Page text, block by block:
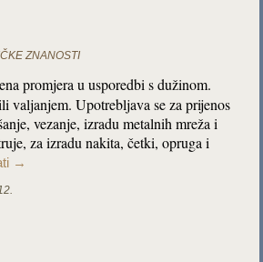
ZNANOSTI
promjera u usporedbi s dužinom.
valjanjem. Upotrebljava se za prijenos
vezanje, izradu metalnih mreža i
za izradu nakita, četki, opruga i
→